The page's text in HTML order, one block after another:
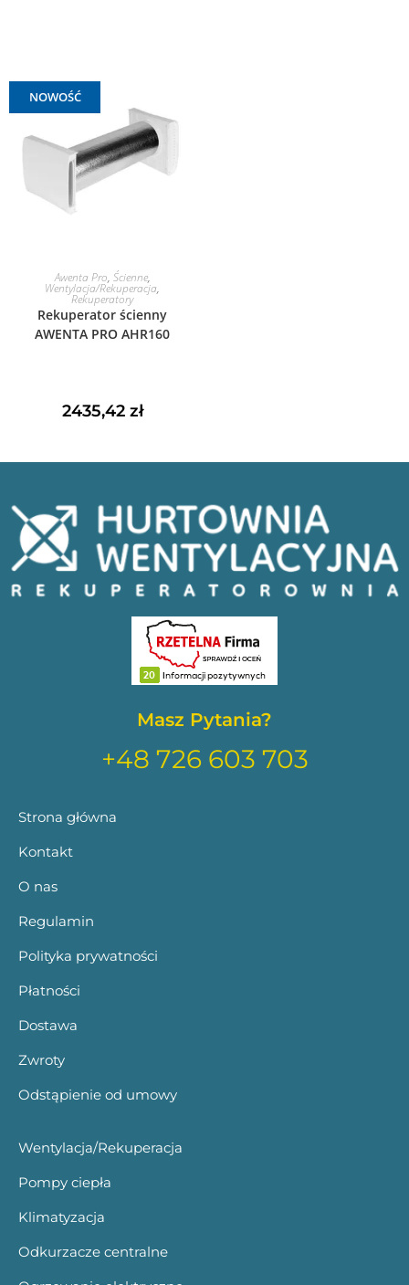
NOWOŚĆ
DODAJ DO KOSZYKA
Awenta Pro, Ścienne,
Wentylacja/Rekuperacja,
Rekuperatory
Rekuperator ścienny
AWENTA PRO AHR160
2435,42 zł
Masz Pytania?
+48 726 603 703
Strona główna
Kontakt
O nas
Regulamin
Polityka prywatności
Płatności
Dostawa
Zwroty
Odstąpienie od umowy
Wentylacja/Rekuperacja
Pompy ciepła
Klimatyzacja
Odkurzacze centralne